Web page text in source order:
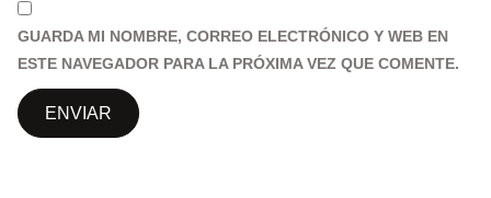
GUARDA MI NOMBRE, CORREO ELECTRÓNICO Y WEB EN
ESTE NAVEGADOR PARA LA PRÓXIMA VEZ QUE COMENTE.